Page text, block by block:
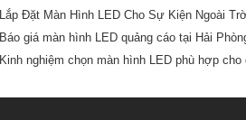
Lắp Đặt Màn Hình LED Cho Sự Kiện Ngoài
Báo giá màn hình LED quảng cáo tại Hải
Kinh nghiệm chọn màn hình LED phù hợp